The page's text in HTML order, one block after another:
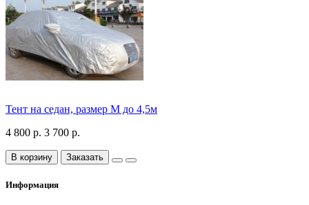
Тент на седан, размер М до 4,5м
4 800 р. 3 700 р.
В корзину Заказать
Информация